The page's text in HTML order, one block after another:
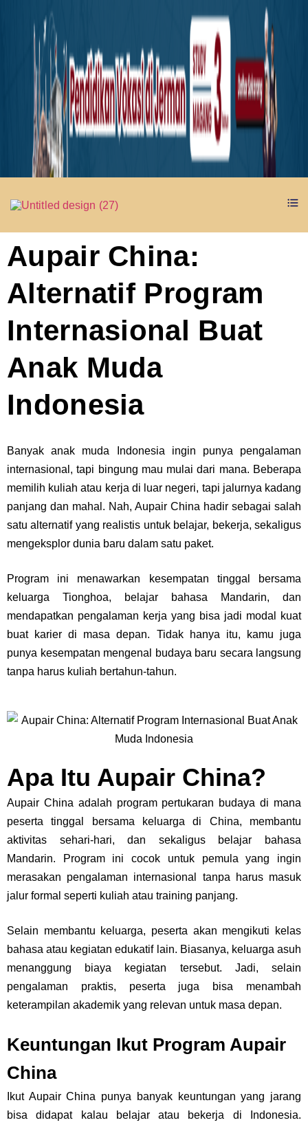
Aupair China:
Alternatif Program
Internasional Buat
Anak Muda
Indonesia
Banyak anak muda Indonesia ingin punya pengalaman
internasional, tapi bingung mau mulai dari mana. Beberapa
memilih kuliah atau kerja di luar negeri, tapi jalurnya kadang
panjang dan mahal. Nah, Aupair China hadir sebagai salah
satu alternatif yang realistis untuk belajar, bekerja, sekaligus
mengeksplor dunia baru dalam satu paket.
Program ini menawarkan kesempatan tinggal bersama
keluarga Tionghoa, belajar bahasa Mandarin, dan
mendapatkan pengalaman kerja yang bisa jadi modal kuat
buat karier di masa depan. Tidak hanya itu, kamu juga
punya kesempatan mengenal budaya baru secara langsung
tanpa harus kuliah bertahun-tahun.
Apa Itu Aupair China?
Aupair China adalah program pertukaran budaya di mana
peserta tinggal bersama keluarga di China, membantu
aktivitas sehari-hari, dan sekaligus belajar bahasa
Mandarin. Program ini cocok untuk pemula yang ingin
merasakan pengalaman internasional tanpa harus masuk
jalur formal seperti kuliah atau training panjang.
Selain membantu keluarga, peserta akan mengikuti kelas
bahasa atau kegiatan edukatif lain. Biasanya, keluarga asuh
menanggung biaya kegiatan tersebut. Jadi, selain
pengalaman praktis, peserta juga bisa menambah
keterampilan akademik yang relevan untuk masa depan.
Keuntungan Ikut Program Aupair
China
Ikut Aupair China punya banyak keuntungan yang jarang
bisa didapat kalau belajar atau bekerja di Indonesia.